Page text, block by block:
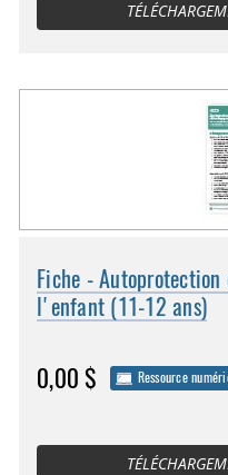
Fiche -
l'enfant (11-12 ans)
0,00 $ Ressource